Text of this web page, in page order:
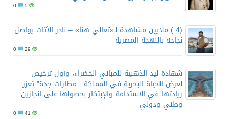
5
(4 ) ملايين مشاهدة لـ«تعالي هنا» – نادر الأتات يواصل
نجاحه باللهجة المصرية
29
شهادة ليد الذهبية للمباني الخضراء، وأول ترخيص
لعرض الحياة البحرية في المملكة : مطارات جدة” تعزز
ريادتها في الاستدامة والإبتكار بحصولها على إنجازين
وطني ودولي
41